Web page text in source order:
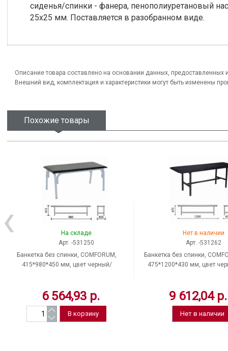
сиденья/спинки - фанера, пенополиуретановый
25х25 мм. Поставляется в разобранном виде.
Описание товара составлено на основании данных, предоставленных
Внешний вид, комплектация и характеристики могут быть изменены
Похожие товары
На складе
Арт. -531250
Банкетка без спинки, COMFORUM,
415*980*450 мм, цвет черный/
6 564,93 р.
Нет в наличии
Арт. -531262
Банкетка без спинки,
475*1200*430 мм, цвет
9 612,04 р.
Нет в наличии